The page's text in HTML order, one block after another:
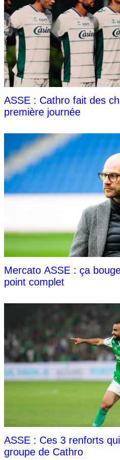
ASSE : Cathro fait des
première journée
Mercato ASSE : ça
point complet
ASSE : Ces 3 renforts
groupe de Cathro